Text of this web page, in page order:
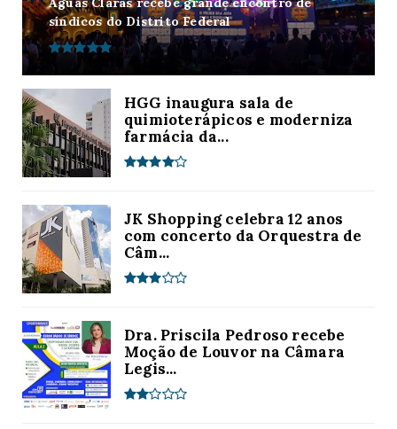
síndicos do Distrito Federal
HGG inaugura sala de
quimioterápicos e moderniza
farmácia da...
JK Shopping celebra 12 anos
com concerto da Orquestra de
Câm...
Dra. Priscila Pedroso recebe
Moção de Louvor na Câmara
Legis...